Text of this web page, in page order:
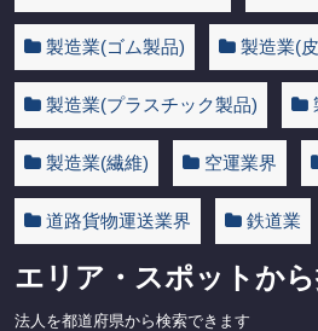
製造業(ゴム製品) 製造業(
製造業(プラスチック製品)
製造業(繊維) 空運業界
道路貨物運送業界 鉄道業
エリア・スポットか
法人を都道府県から検索できます